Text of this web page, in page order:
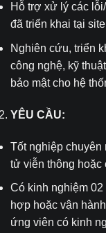
Hỗ trợ xử lý các
đã triển khai tại
Nghiên cứu, triển
công nghệ, kỹ
bảo mật cho hệ
YÊU CẦU:
Tốt nghiệp chuyên
tử viễn thông hoặc
Có kinh nghiệm
hợp hoặc vận
ứng viên có kinh